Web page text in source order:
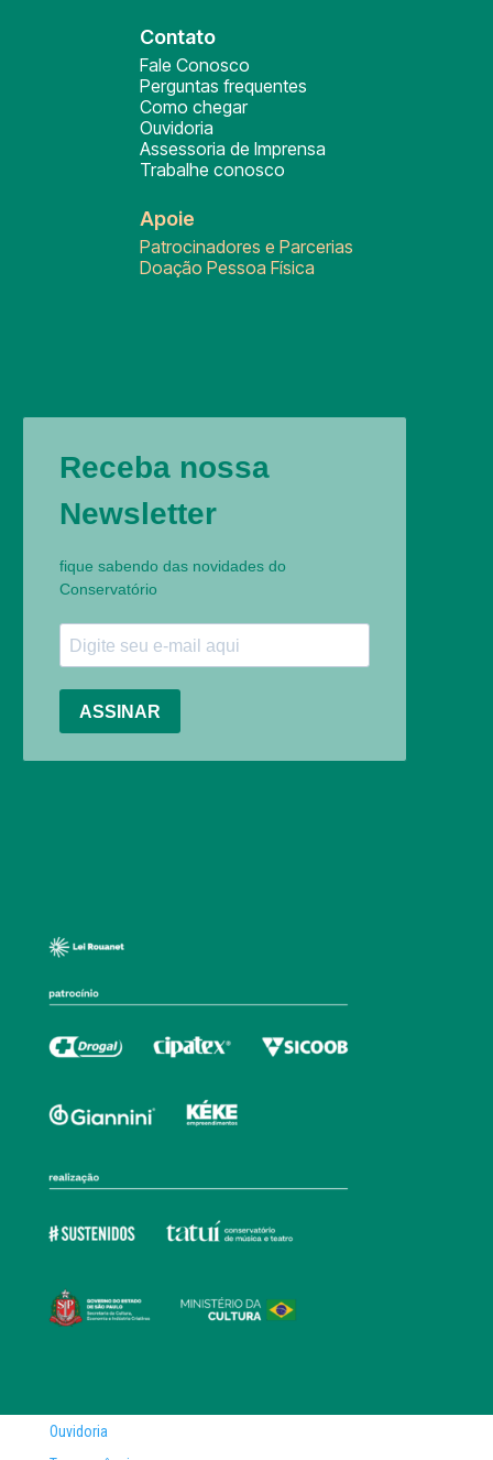
Contato
Fale Conosco
Perguntas frequentes
Como chegar
Ouvidoria
Assessoria de Imprensa
Trabalhe conosco
Apoie
Patrocinadores e Parcerias
Doação Pessoa Física
Ouvidoria